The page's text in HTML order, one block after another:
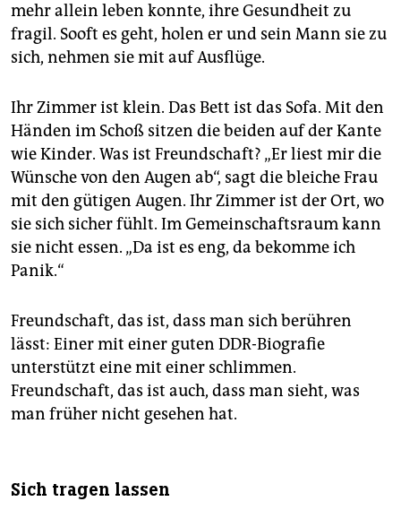
mehr allein leben konnte, ihre Gesundheit zu
fragil. Sooft es geht, holen er und sein Mann sie zu
sich, nehmen sie mit auf Ausflüge.
Ihr Zimmer ist klein. Das Bett ist das Sofa. Mit den
Händen im Schoß sitzen die beiden auf der Kante
wie Kinder. Was ist Freundschaft? „Er liest mir die
Wünsche von den Augen ab“, sagt die bleiche Frau
mit den gütigen Augen. Ihr Zimmer ist der Ort, wo
sie sich sicher fühlt. Im Gemeinschaftsraum kann
sie nicht essen. „Da ist es eng, da bekomme ich
Panik.“
Freundschaft, das ist, dass man sich berühren
lässt: Einer mit einer guten DDR-Biografie
unterstützt eine mit einer schlimmen.
Freundschaft, das ist auch, dass man sieht, was
man früher nicht gesehen hat.
Sich tragen lassen